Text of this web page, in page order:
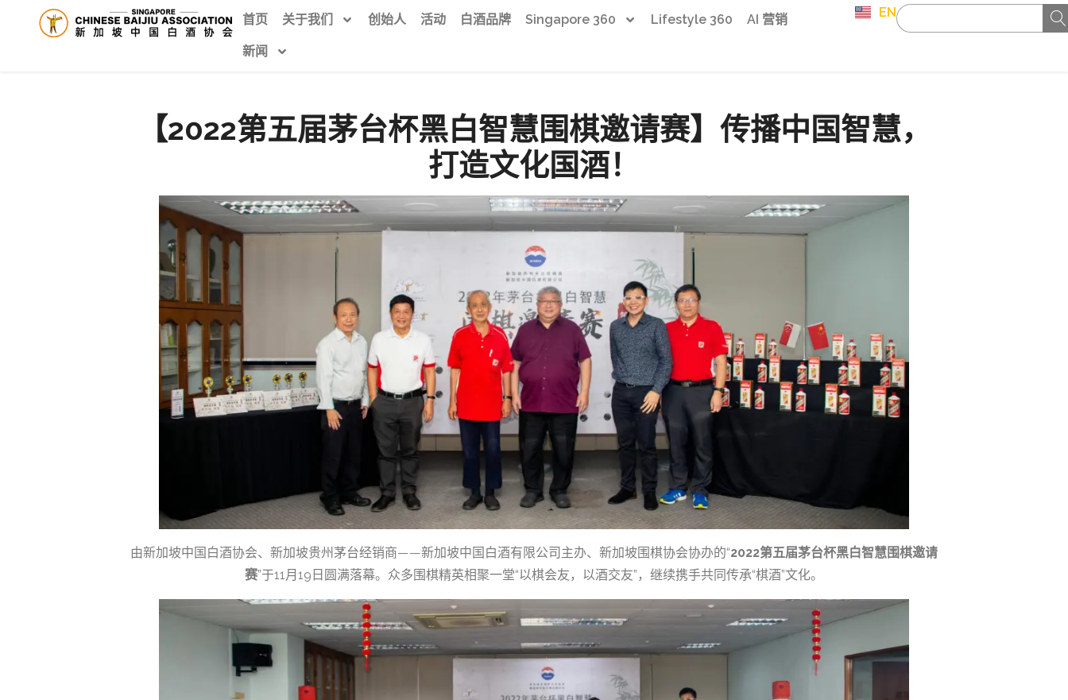
首页 关于我们 创始人 活动 白酒品牌 Singapore 360 Lifestyle 360 AI 营销
新闻
EN
【2022第五届茅台杯黑白智慧围棋邀请赛】传播中国智慧，
打造文化国酒！
由新加坡中国白酒协会、新加坡贵州茅台经销商——新加坡中国白酒有限公司主办、新加坡围棋协会协办的“2022第五届茅台杯黑白智慧围棋邀请
赛”于11月19日圆满落幕。众多围棋精英相聚一堂“以棋会友，以酒交友”，继续携手共同传承“棋酒”文化。